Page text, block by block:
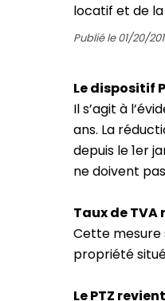
locatif et de
Publié le 01/20/
Le dispositif
Il s’agit à
ans. La
depuis le 1er
ne doivent
Taux de TVA
Cette mesure
propriété
Le PTZ